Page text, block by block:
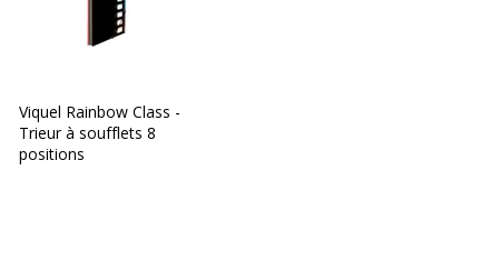
Viquel Rainbow Class -
Trieur à soufflets 8
positions